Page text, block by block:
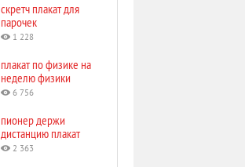
скретч плакат для
парочек
1 228
плакат по физике на
неделю физики
6 756
пионер держи
дистанцию плакат
2 363